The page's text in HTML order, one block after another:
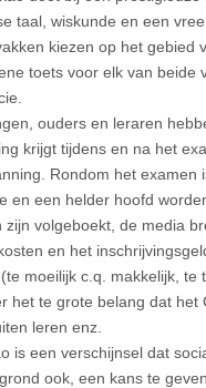
taal, wiskunde en een
kiezen op het gebied
toets voor elk van beide
ouders en leraren
krijgt tijdens en na het
Rondom het examen
en een helder hoofd
zijn volgeboekt, de media
en het
moeilijk c.q. makkelijk,
het te grote belang dat het
leren enz.
is een verschijnsel dat
ook, een kans te